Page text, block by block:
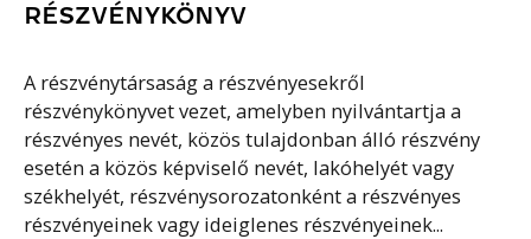
RÉSZVÉNYKÖNYV
A részvénytársaság a részvényesekről
részvénykönyvet vezet, amelyben nyilvántartja a
részvényes nevét, közös tulajdonban álló részvény
esetén a közös képviselő nevét, lakóhelyét vagy
székhelyét, részvénysorozatonként a részvényes
részvényeinek vagy ideiglenes részvényeinek...